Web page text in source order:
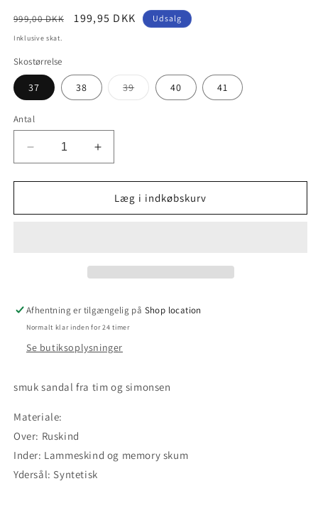
Normalpris
999,00 DKK Udsalgspris
199,95 DKK Udsalg
Inklusive skat.
Skostørrelse
37 38 39Varianten
er
40 41
Antal
Reducer
antallet
for
Øg
antallet
for
sveaLæg i indkøbskurv
Afhentning er tilgængelig på Shop location
Normalt klar inden for 24 timer
Se butiksoplysninger
smuk sandal fra tim og simonsen
Materiale:
Over: Ruskind
Inder: Lammeskind og memory skum
Ydersål: Syntetisk